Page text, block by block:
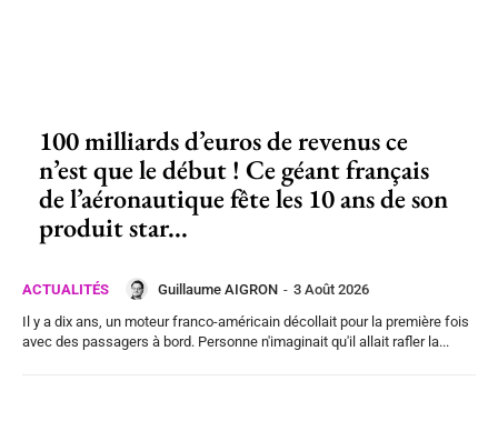
100 milliards d’euros de revenus ce
n’est que le début ! Ce géant français
de l’aéronautique fête les 10 ans de son
produit star...
ACTUALITÉS Guillaume AIGRON - 3 Août 2026
Il y a dix ans, un moteur franco-américain décollait pour la première fois
avec des passagers à bord. Personne n'imaginait qu'il allait rafler la...